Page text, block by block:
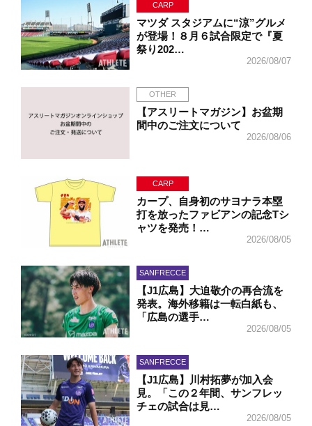
CARP
マツダ スタジアムに“涼”グルメ
が登場！８月６試合限定で『夏
祭り202…
2026/08/07
OTHER
【アスリートマガジン】お盆期
間中のご注文について
2026/08/06
CARP
カープ、自身初のサヨナラ本塁
打を放ったファビアンの記念Tシ
ャツを発売！…
2026/08/05
SANFRECCE
【J1広島】大迫敬介の再合流を
発表。海外移籍は一転白紙も、
「広島の選手…
2026/08/05
SANFRECCE
【J1広島】川村拓夢が加入会
見。「この２年間、サンフレッ
チェの試合は見…
2026/08/05